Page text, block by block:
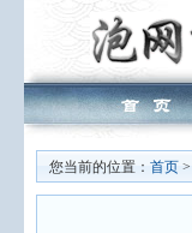
您当前的位置： 首页 >